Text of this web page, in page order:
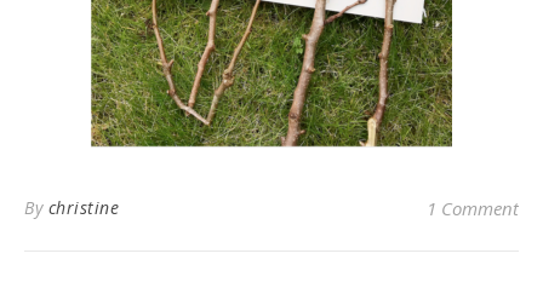
By christine 1 Comment